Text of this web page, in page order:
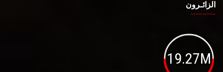
الزائـرون
19.27M